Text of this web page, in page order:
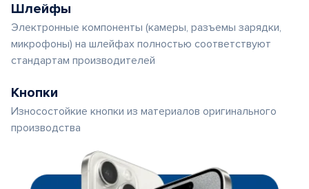
Шлейфы
Электронные компоненты (камеры, разъемы зарядки,
микрофоны) на шлейфах полностью соответствуют
стандартам производителей
Кнопки
Износостойкие кнопки из материалов оригинального
производства